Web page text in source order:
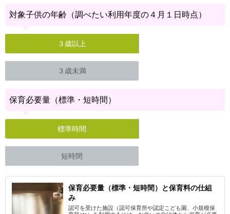
対象子供の年齢（調べたい利用年度の４月１日時点）
３歳以上
３歳未満
保育必要量（標準・短時間）
標準時間
短時間
保育必要量（標準・短時間）と保育料の仕組
み
認可を受けた施設（認可保育所や認定こども園、小規模保